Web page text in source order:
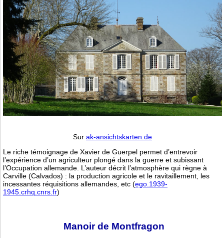
Sur ak-ansichtskarten.de
Le riche témoignage de Xavier de Guerpel permet d’entrevoir
l’expérience d’un agriculteur plongé dans la guerre et subissant
l’Occupation allemande. L’auteur décrit l’atmosphère qui règne à
Carville (Calvados) : la production agricole et le ravitaillement, les
incessantes réquisitions allemandes, etc (ego.1939-
1945.crhq.cnrs.fr)
Manoir de Montfragon